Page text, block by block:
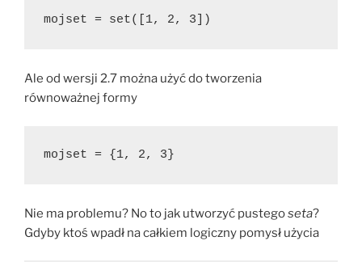
mojset = set([1, 2, 3])
Ale od wersji 2.7 można użyć do tworzenia
równoważnej formy
mojset = {1, 2, 3}
Nie ma problemu? No to jak utworzyć pustegoseta?
Gdyby ktoś wpadł na całkiem logiczny pomysł użycia